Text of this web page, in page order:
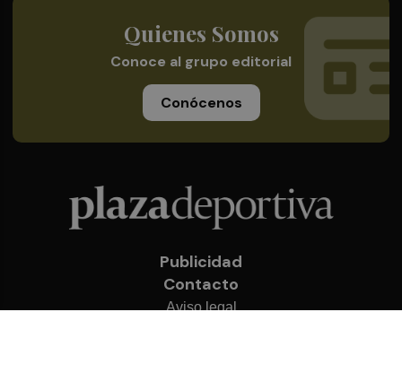
Quienes Somos
Conoce al grupo editorial
Conócenos
Publicidad
Contacto
Aviso legal